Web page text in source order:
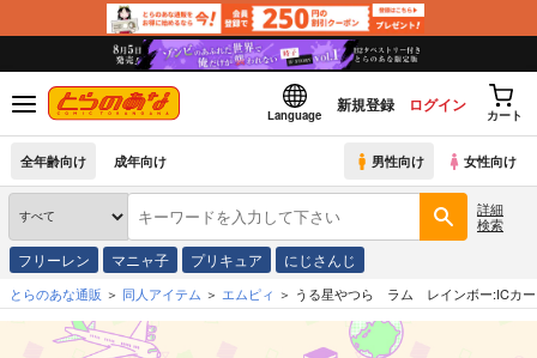
Language
新規登録 ログイン
カート
全年齢向け 成年向け 男性向け 女性向け
詳細
検索
フリーレン マニャ子 プリキュア にじさんじ
とらのあな通販 同人アイテム エムピィ うる星やつら ラム レインボー:ICカー